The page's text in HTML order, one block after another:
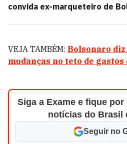
convida ex-marqueteiro de
VEJA TAMBÉM: Bolsonaro
mudanças no teto de
Siga a Exame e fique
notícias do Brasil
Seguir no